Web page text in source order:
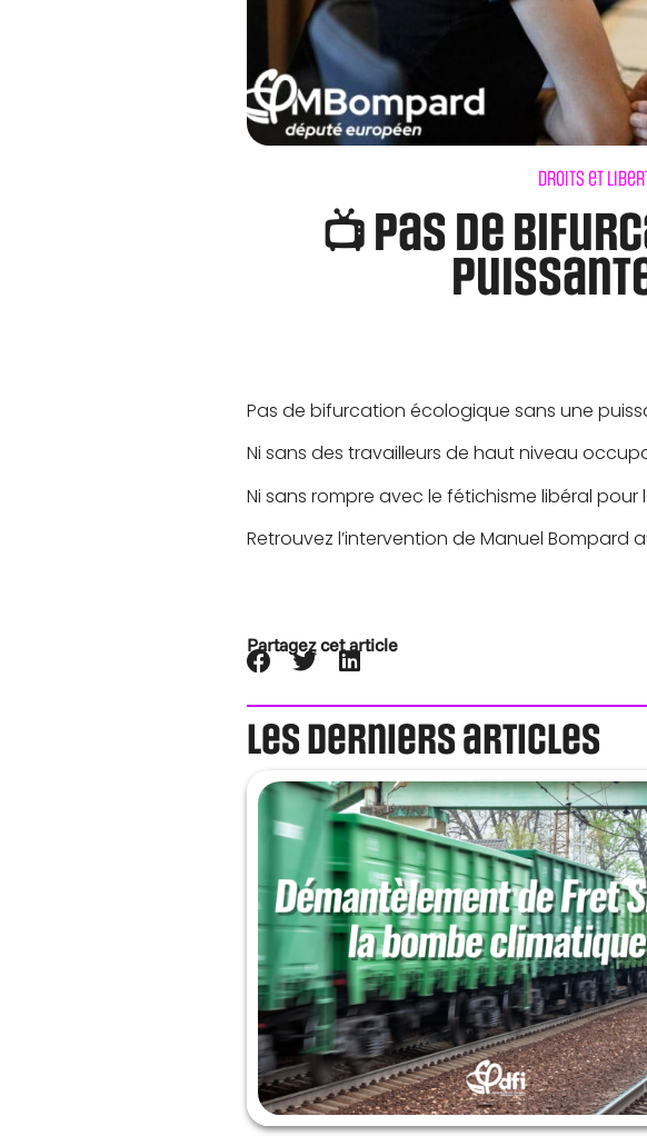
Droits et
📺 Pas de
Pas de bifurcation écologique sans une
Ni sans des travailleurs de haut niveau
Ni sans rompre avec le fétichisme libéral
Retrouvez l’intervention de Manuel
Partagez cet article
Les derniers articles